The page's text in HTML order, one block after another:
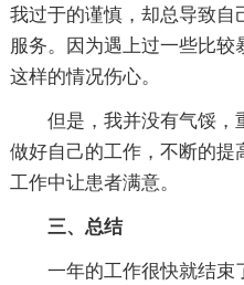
我过于的谨慎，却总导致自
服务。因为遇上过一些比较
这样的情况伤心。
但是，我并没有气馁，
做好自己的工作，不断的提
工作中让患者满意。
三、总结
一年的工作很快就结束